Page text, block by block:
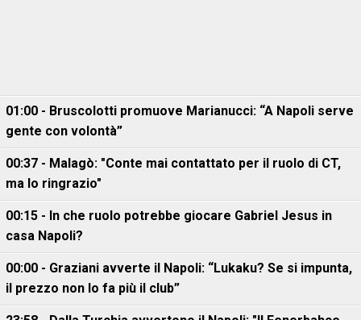
01:00 - Bruscolotti promuove Marianucci: “A Napoli serve
gente con volontà”
00:37 - Malagò: "Conte mai contattato per il ruolo di CT,
ma lo ringrazio"
00:15 - In che ruolo potrebbe giocare Gabriel Jesus in
casa Napoli?
00:00 - Graziani avverte il Napoli: “Lukaku? Se si impunta,
il prezzo non lo fa più il club”